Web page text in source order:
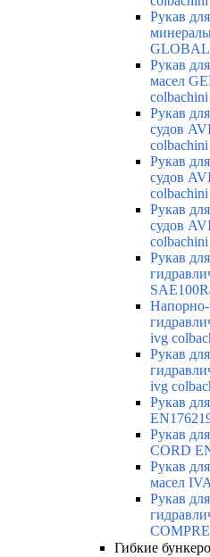
Рукав
GLOBAL
Рукав
масел
colbachini
Рукав
судов
colbachini
Рукав
судов
colbachini
Рукав
судов
colbachini
Рукав
ivg
Рукав
ivg
Рукав
Рукав
CORD
Рукав
масел
Рукав
Гибкие